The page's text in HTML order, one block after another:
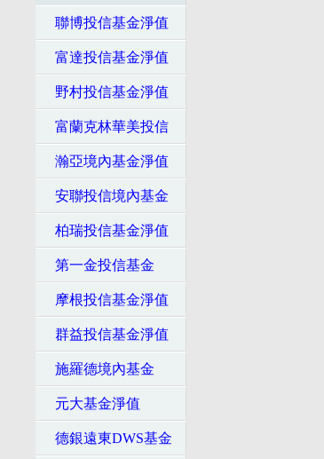
聯博投信基金淨值
富達投信基金淨值
野村投信基金淨值
富蘭克林華美投信
瀚亞境內基金淨值
安聯投信境內基金
柏瑞投信基金淨值
第一金投信基金
摩根投信基金淨值
群益投信基金淨值
施羅德境內基金
元大基金淨值
德銀遠東DWS基金